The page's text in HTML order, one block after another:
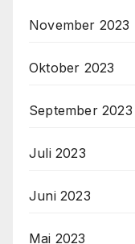
November 2023
Oktober 2023
September 2023
Juli 2023
Juni 2023
Mai 2023